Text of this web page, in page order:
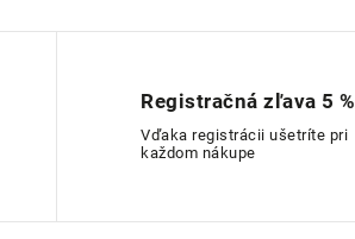
Registračná zľava 5 %
Vďaka registrácii ušetríte pri
každom nákupe